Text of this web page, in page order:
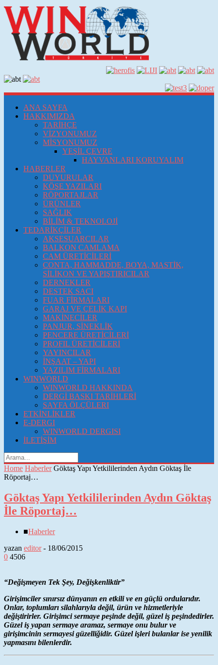
ANA SAYFA
HAKKIMIZDA
TARİHÇE
VİZYONUMUZ
MİSYONUMUZ
YEŞİL ÇEVRE
HAYVANLARI KORUYALIM
HABERLER
DUYURULAR
KÖŞE YAZILARI
RÖPORTAJLAR
ÜRÜNLER
SAĞLIK
BİLİM & TEKNOLOJİ
TEDARİKÇİLER
AKSESUARCILAR
BALKON CAMLAMA
CAM ÜRETİCİLERİ
CONTA, HAMMADDE, BOYA, MASTİK,
SİLİKON VE YAPIŞTIRICILAR
DERNEKLER
DESTEK SACI
FUAR FİRMALARI
GARAJ VE ÇELİK KAPI
MAKİNECİLER
PANJUR, SİNEKLİK
PENCERE ÜRETİCİLERİ
PROFIL ÜRETİCİLERİ
YAYINCILAR
İNŞAAT – YAPI
YAZILIM FİRMALARI
WINWORLD
WINWORLD HAKKINDA
DERGİ BASKI TARİHLERİ
SAYFA ÖLÇÜLERI
ETKİNLİKLER
E-DERGI
WINWORLD DERGISI
İLETİŞİM
Home Haberler Göktaş Yapı Yetkililerinden Aydın Göktaş İle
Röportaj…
Göktaş Yapı Yetkililerinden Aydın Göktaş
İle Röportaj…
■Haberler
yazan editor- 18/06/2015
0 4506
“Değişmeyen Tek Şey, Değişkenliktir”
Girişimciler sınırsız dünyanın en etkili ve en güçlü ordularıdır.
Onlar, toplumları silahlarıyla değil, ürün ve hizmetleriyle
değiştirirler. Girişimci sermaye peşinde değil, güzel iş peşindedirler.
Güzel iş yapan sermaye aramaz, sermaye onu bulur ve
girişimcinin sermayesi güzelliğidir. Güzel işleri bulanlar ise yenilik
yapmasını bilenlerdir.